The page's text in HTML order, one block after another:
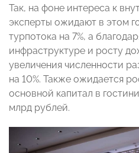
Так, на фоне интереса к
эксперты ожидают в этом
турпотока на 7%, а
инфраструктуре и росту
увеличения численности
на 10%. Также ожидается
основной капитал в
млрд рублей.